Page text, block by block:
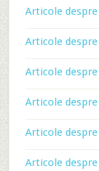
Articole
Articole
Articole
Articole
Articole
Articole